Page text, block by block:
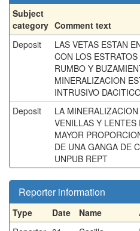
Subject
category Comment text
Deposit
LAS VETAS ESTAN
CON LOS
RUMBO Y
MINERALIZACION
INTRUSIVO
Deposit
LA
VENILLAS Y LENTES
MAYOR
DE UNA GANGA DE
UNPUB REPT
Reporter information
Type Date Name